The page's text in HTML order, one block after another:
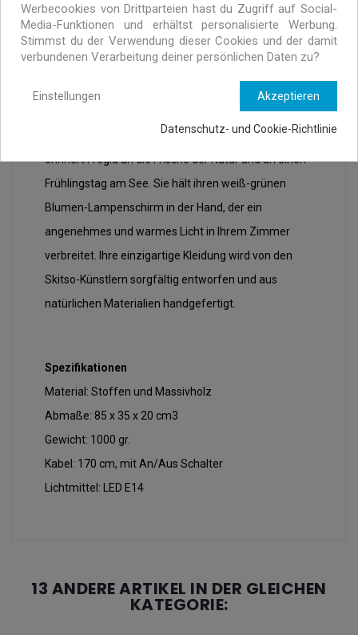
BESCHREIBUNG ARTIKELDETAILS
Die Little Girl Tischleuchte Fregia ist ein Sondermodell
von Skitso aus der Blooming Girl Serie. Ganz in Grün
erinnert Fregia an die Frische der Natur und an einen
Frühlingstag am See. Sie hält ihren weiß-grünen
Blumen-Lampenschirm in der Hand, der ein
angenehmes und warmes Licht in Ihrem Zimmer
verbreitet. Ihre einzigartige Kleidung wird von den
Skitso-Künstlern sorgfältig entworfen und aus
natürlichen Materialien handgefertigt.
Spezifikationen
Material: Stoffen und Massivholz
Abmaße: 85 x 35 x 20 cm3
Gewicht: 1000 gr.
Kabel: 170 cm, mit An/Aus Schalter
Lichtmittel: LED E14
13 ANDERE ARTIKEL IN DER GLEICHEN
KATEGORIE:
Werbecookies von Drittparteien hast du Zugriff auf Social-
Media-Funktionen und erhältst personalisierte Werbung.
Stimmst du der Verwendung dieser Cookies und der damit
verbundenen Verarbeitung deiner persönlichen Daten zu?
Akzeptieren
Einstellungen
Datenschutz- und Cookie-Richtlinie